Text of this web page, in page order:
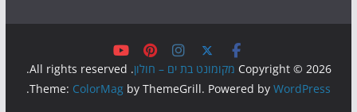
Copyright © 2026 מקומונט בת ים – חולון. All rights reserved.
Theme: ColorMag by ThemeGrill. Powered byWordPress
.